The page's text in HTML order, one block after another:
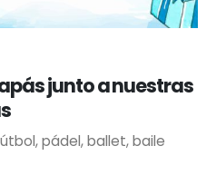
junto a nuestras
pádel, ballet, baile